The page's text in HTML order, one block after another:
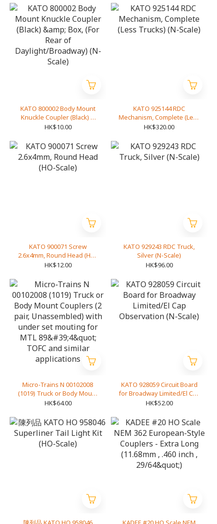
(N) GE C30-7 Parts, (N) GE
ES44AC "Gevo" Parts, (N)
MPI MP36PH Parts, (N)
Siemens ALC-42 Parts
KATO 800002 Body Mount
Knuckle Coupler (Black) &
Box, (For Rear of
Scale)
HK$10.00
KATO 925144 RDC
Mechanism, Complete (Less
Trucks) (N-Scale)
HK$320.00
KATO 900071 Screw
2.6x4mm, Round Head (HO-
Scale)
HK$12.00
KATO 929243 RDC Truck,
Silver (N-Scale)
HK$96.00
Micro-Trains N 00102008
(1019) Truck or Body Mount
Couplers (2 pair,
set mouting for MTL 89'4"
TOFC and similar
applications
HK$64.00
KATO 928059 Circuit Board
for Broadway Limited/El Cap
Observation (N-Scale)
HK$52.00